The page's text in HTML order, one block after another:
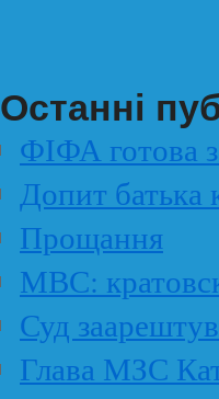
Останні
ФІФА готова
Допит батька
Прощання
МВС:
Суд
Глава МЗС